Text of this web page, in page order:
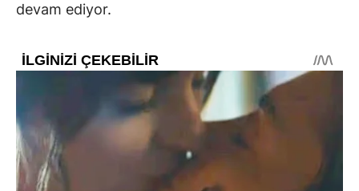
devam ediyor.